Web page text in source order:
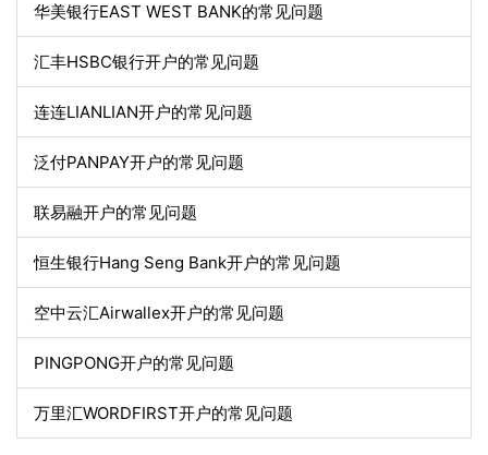
华美银行EAST WEST BANK的常见问题
汇丰HSBC银行开户的常见问题
连连LIANLIAN开户的常见问题
泛付PANPAY开户的常见问题
联易融开户的常见问题
恒生银行Hang Seng Bank开户的常见问题
空中云汇Airwallex开户的常见问题
PINGPONG开户的常见问题
万里汇WORDFIRST开户的常见问题